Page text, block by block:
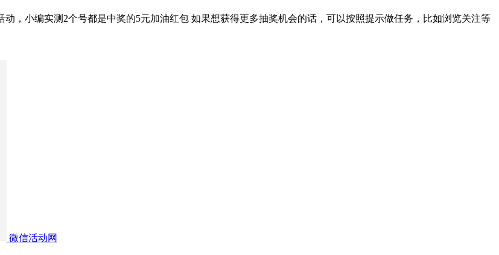
，小编实测2个号都是中奖的5元加油红包 如果想获得更多抽奖机会的话，可以按照提示做任务，比如浏览关注等
微信活动网